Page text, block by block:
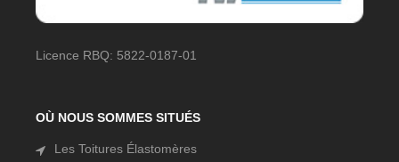
Licence RBQ: 5822-0187-01
OÙ NOUS SOMMES SITUÉS
Les Toitures Élastomères